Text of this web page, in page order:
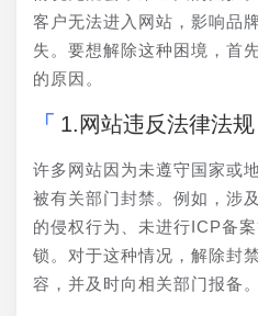
客户无法进入网站，影响品
失。要想解除这种困境，首
的原因。
1.网站违反法律法规
许多网站因为未遵守国家或
被有关部门封禁。例如，涉
的侵权行为、未进行ICP备
锁。对于这种情况，解除封
容，并及时向相关部门报备。